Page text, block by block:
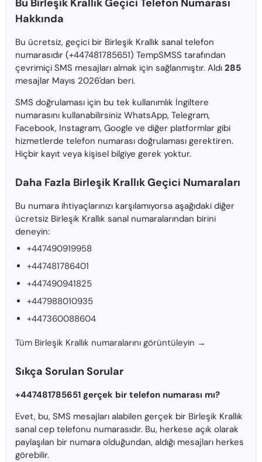
Bu Birleşik Krallık Geçici Telefon Numarası
Hakkında
Bu ücretsiz, geçici bir Birleşik Krallık sanal telefon
numarasıdır (+447481785651) TempSMSS tarafından
çevrimiçi SMS mesajları almak için sağlanmıştır. Aldı 285
mesajlar Mayıs 2026'dan beri.
SMS doğrulaması için bu tek kullanımlık İngiltere
numarasını kullanabilirsiniz WhatsApp, Telegram,
Facebook, Instagram, Google ve diğer platformlar gibi
hizmetlerde telefon numarası doğrulaması gerektiren.
Hiçbir kayıt veya kişisel bilgiye gerek yoktur.
Daha Fazla Birleşik Krallık Geçici Numaraları
Bu numara ihtiyaçlarınızı karşılamıyorsa aşağıdaki diğer
ücretsiz Birleşik Krallık sanal numaralarından birini
deneyin:
+447490919958
+447481786401
+447490941825
+447988010935
+447360088604
Tüm Birleşik Krallık numaralarını görüntüleyin →
Sıkça Sorulan Sorular
+447481785651 gerçek bir telefon numarası mı?
Evet, bu, SMS mesajları alabilen gerçek bir Birleşik Krallık
sanal cep telefonu numarasıdır. Bu, herkese açık olarak
paylaşılan bir numara olduğundan, aldığı mesajları herkes
görebilir.